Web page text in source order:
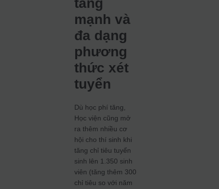
tăng
mạnh và
đa dạng
phương
thức xét
tuyển
Dù học phí tăng,
Học viện cũng mở
ra thêm nhiều cơ
hội cho thí sinh khi
tăng chỉ tiêu tuyển
sinh lên 1.350 sinh
viên (tăng thêm 300
chỉ tiêu so với năm